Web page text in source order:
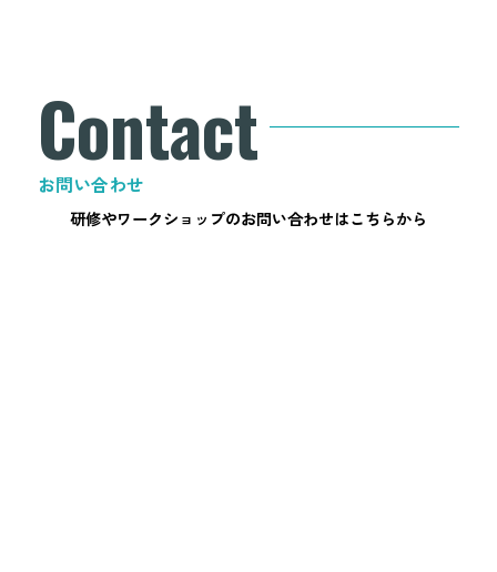
Contact
お問い合わせ
研修やワークショップのお問い合わせはこちらから